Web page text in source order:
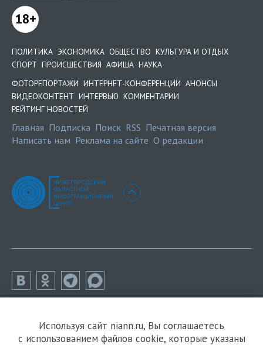
18+
ПОЛИТИКА ЭКОНОМИКА ОБЩЕСТВО КУЛЬТУРА И ОТДЫХ
СПОРТ ПРОИСШЕСТВИЯ АФИША НАУКА
ФОТОРЕПОРТАЖИ ИНТЕРНЕТ-КОНФЕРЕНЦИИ АНОНСЫ
ВИДЕОКОНТЕНТ ИНТЕРВЬЮ КОММЕНТАРИИ
РЕЙТИНГ НОВОСТЕЙ
Главная Подписка Поиск RSS Печатная версия
Написать нам Реклама на сайте О редакции
Используя сайт niann.ru, Вы соглашаетесь
с использованием файлов cookie, которые указаны